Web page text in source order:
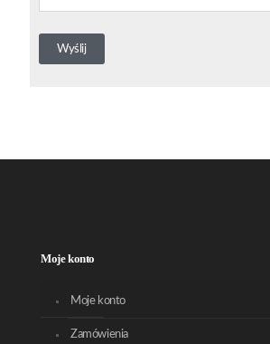
Moje konto
Moje konto
Zamówienia